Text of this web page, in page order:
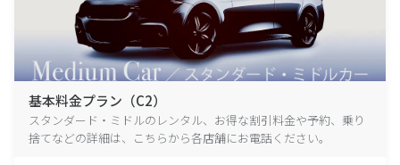
基本料金プラン（C2）
スタンダード・ミドルのレンタル、お得な割引料金や予約、乗り
捨てなどの詳細は、こちらから各店舗にお電話ください。